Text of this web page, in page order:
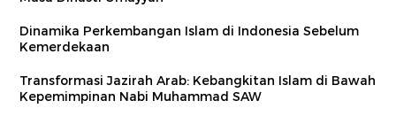
Dinamika Perkembangan Islam di Indonesia Sebelum
Kemerdekaan
Transformasi Jazirah Arab: Kebangkitan Islam di Bawah
Kepemimpinan Nabi Muhammad SAW